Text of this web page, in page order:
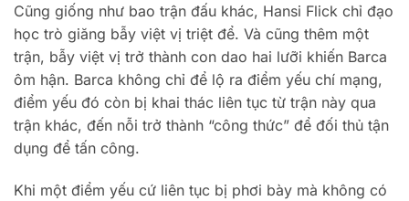
Cũng giống như bao trận đấu khác, Hansi Flick chỉ đạo
học trò giăng bẫy việt vị triệt để. Và cũng thêm một
trận, bẫy việt vị trở thành con dao hai lưỡi khiến Barca
ôm hận. Barca không chỉ để lộ ra điểm yếu chí mạng,
điểm yếu đó còn bị khai thác liên tục từ trận này qua
trận khác, đến nỗi trở thành “công thức” để đối thủ tận
dụng để tấn công.
Khi một điểm yếu cứ liên tục bị phơi bày mà không có